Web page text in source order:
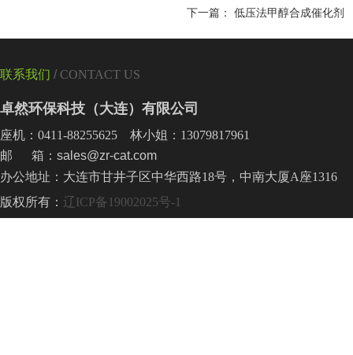
下一篇： 低压法甲醇合成催化剂
联系我们 / CONTACT US
卓然环保科技（大连）有限公司
座机：0411-88255625 林小姐：13079817961
邮 箱：sales@zr-cat.com
办公地址：大连市甘井子区中华西路18号，中南大厦A座1316
版权所有： 辽ICP备19002025号-1